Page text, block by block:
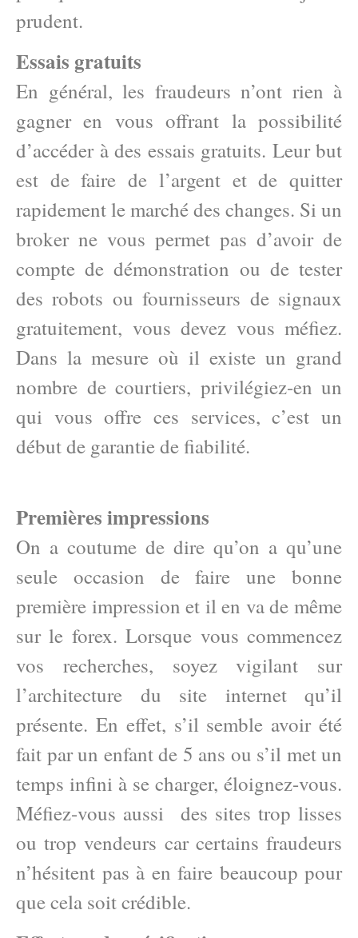
prudent.
Essais gratuits
En général, les fraudeurs n’ont rien à
gagner en vous offrant la possibilité
d’accéder à des essais gratuits. Leur but
est de faire de l’argent et de quitter
rapidement le marché des changes. Si un
broker ne vous permet pas d’avoir de
compte de démonstration ou de tester
des robots ou fournisseurs de signaux
gratuitement, vous devez vous méfiez.
Dans la mesure où il existe un grand
nombre de courtiers, privilégiez-en un
qui vous offre ces services, c’est un
début de garantie de fiabilité.
Premières impressions
On a coutume de dire qu’on a qu’une
seule occasion de faire une bonne
première impression et il en va de même
sur le forex. Lorsque vous commencez
vos recherches, soyez vigilant sur
l’architecture du site internet qu’il
présente. En effet, s’il semble avoir été
fait par un enfant de 5 ans ou s’il met un
temps infini à se charger, éloignez-vous.
Méfiez-vous aussi des sites trop lisses
ou trop vendeurs car certains fraudeurs
n’hésitent pas à en faire beaucoup pour
que cela soit crédible.